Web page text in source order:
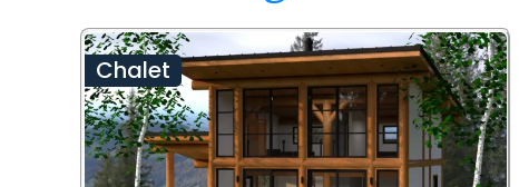
Chalet